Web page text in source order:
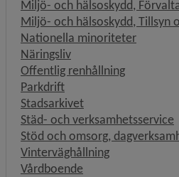
Miljö- och hälsoskydd,
Miljö- och hälsoskydd, Tillsyn
Nationella minoriteter
Näringsliv
Offentlig renhållning
Parkdrift
Stadsarkivet
Städ- och verksamhetsservice
Stöd och omsorg,
Vinterväghållning
Vårdboende